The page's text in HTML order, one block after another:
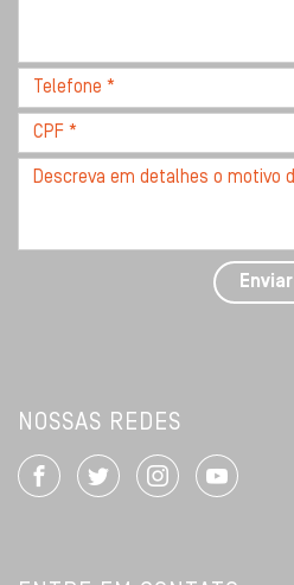
CEP
Telefone
*
CPF
*
Descreva
com
Enviar
NOSSAS REDES